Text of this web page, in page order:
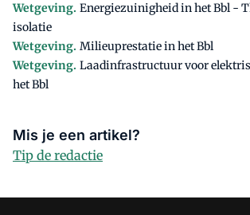
Wetgeving. Energiezuinigheid in het Bbl -
isolatie
Wetgeving. Milieuprestatie in het Bbl
Wetgeving. Laadinfrastructuur voor
het Bbl
Mis je een artikel?
Tip de redactie